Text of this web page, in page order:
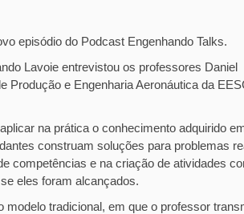
episódio do Podcast Engenhando Talks.
Lavoie entrevistou os professores Daniel
Produção e Engenharia Aeronáutica da
na prática o conhecimento adquirido
construam soluções para problemas
competências e na criação de atividades
eles foram alcançados.
tradicional, em que o professor